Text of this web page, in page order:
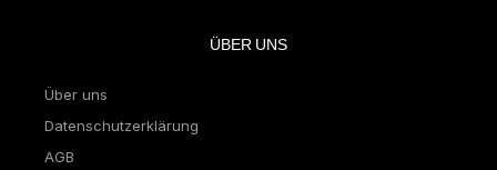
ÜBER UNS
Über uns
Datenschutzerklärung
AGB